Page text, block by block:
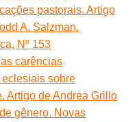
pastorais. Artigo
A. Salzman.
Nº 153
carências
sobre
Artigo de Andrea Grillo
gênero. Novas